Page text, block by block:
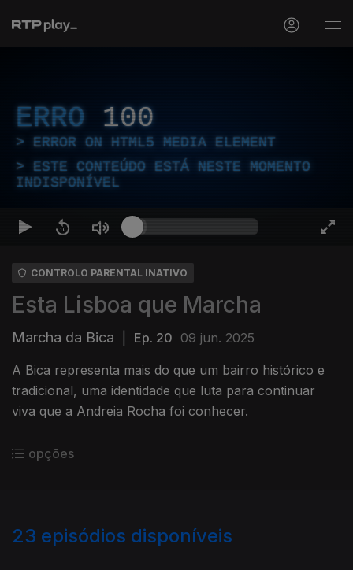
ERRO 100
ERROR ON HTML5 MEDIA ELEMENT
ESTE CONTEÚDO ESTÁ NESTE MOMENTO
INDISPONÍVEL
CONTROLO PARENTAL INATIVO
Esta Lisboa que Marcha
Marcha da Bica Ep. 20 09 jun. 2025
A Bica representa mais do que um bairro histórico e
tradicional, uma identidade que luta para continuar
viva que a Andreia Rocha foi conhecer.
opções
23 episódios disponíveis